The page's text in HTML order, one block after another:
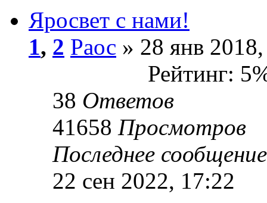
Яросвет с нами!
1, 2 Раос » 28 янв
Рейтинг:
38 Ответов
41658 Просмотров
Последнее
22 сен 2022, 17:22